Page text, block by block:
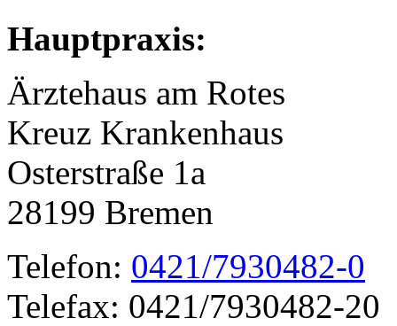
Hauptpraxis:
Ärztehaus am Rotes
Kreuz Krankenhaus
Osterstraße 1a
28199 Bremen
Telefon: 0421/7930482-0
Telefax: 0421/7930482-20